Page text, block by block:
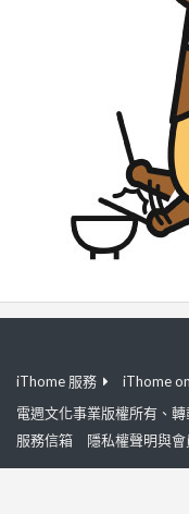
iThome 服務 iThome
電週文化事業版權所有、
服務信箱
隱私權聲明與